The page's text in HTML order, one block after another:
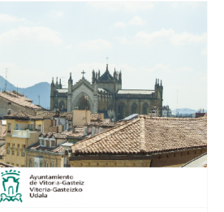
la sostenibilidad
sector turístico del
de Vitoria-Gasteiz